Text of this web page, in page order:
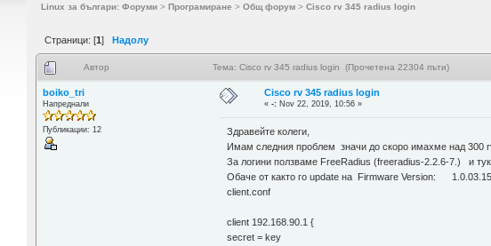
Linux за българи: Форуми> Програмиране > Общ форум> Cisco rv 345 radius login
Страници: [1] Надолу
Автор Тема: Cisco rv 345 radius login (Прочетена 22304 пъти)
boiko_tri
Напреднали
Публикации: 12
Cisco rv 345 radius login
«-: Nov 22, 2019, 10:56 »
Здравейте колеги,
Имам следния проблем значи до скоро имахме над 300
За логини ползваме FreeRadius (freeradius-2.2.6-7.) и
Обаче от както го update на Firmware Version:
client.conf
client 192.168.90.1 {
secret = key